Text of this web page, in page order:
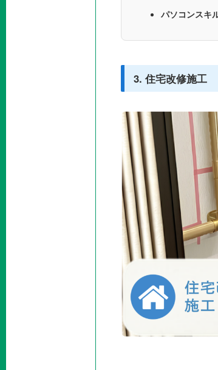
パソコンスキ
3. 住宅改修施工